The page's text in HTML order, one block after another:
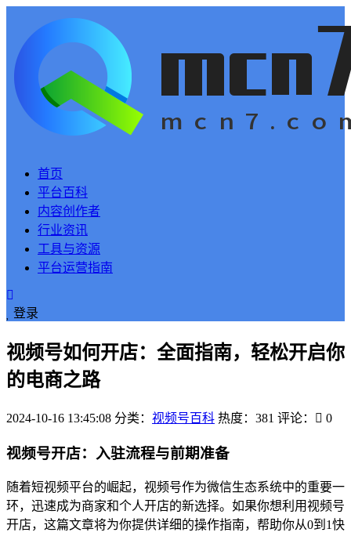
首页
平台百科
内容创作者
行业资讯
工具与资源
平台运营指南
登录
视频号如何开店：全面指南，轻松开启你
的电商之路
2024-10-16 13:45:08 分类： 视频号百科 热度：381 评论： 0
视频号开店：入驻流程与前期准备
随着短视频平台的崛起，视频号作为微信生态系统中的重要一
环，迅速成为商家和个人开店的新选择。如果你想利用视频号
开店，这篇文章将为你提供详细的操作指南，帮助你从0到1快